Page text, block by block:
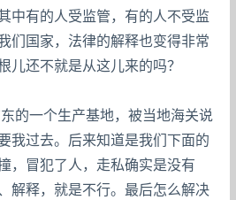
中有的人受监管，有的人不受监
们国家，法律的解释也变得非常
儿还不就是从这儿来的吗？
的一个生产基地，被当地海关说
我过去。后来知道是我们下面的
，冒犯了人，走私确实是没有
解释，就是不行。最后怎么解决